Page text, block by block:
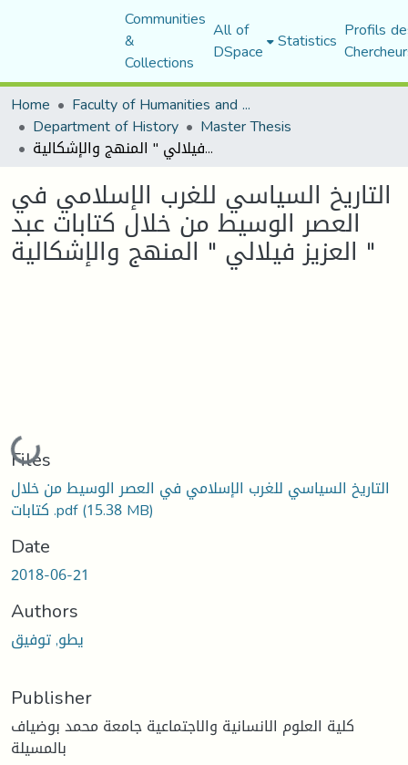
Communities
&
Collections
All of
DSpace Statistics Profils
Home
Faculty of Humanities and Social Sciences
Department of History Master Thesis
التاريخ السياسي للغرب الإسلامي في العصر الوسيط من خلال كتابات عبد العزيز فيلالي " المنهج والإشكالية "
التاريخ السياسي للغرب الإسلامي في
العصر الوسيط من خلال كتابات عبد
العزيز فيلالي " المنهج والإشكالية "
Loading...
Files
التاريخ السياسي للغرب الإسلامي في العصر الوسيط من خلال
كتابات .pdf(15.38 MB)
Date
2018-06-21
Authors
يطو, توفيق
Publisher
كلية العلوم الانسانية والاجتماعية جامعة محمد بوضياف
بالمسيلة